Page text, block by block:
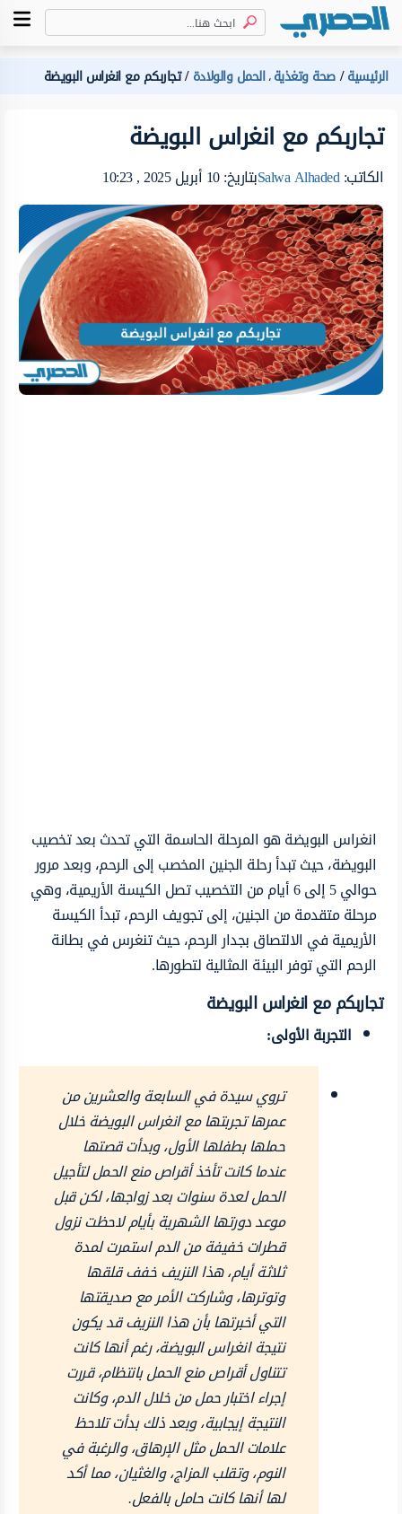
الرئيسية صحة وتغذية،الحمل والولادة تجاربكم مع انغراس البويضة
تجاربكم مع انغراس البويضة
الكاتب:Salwa Alhadedبتاريخ: 10 أبريل 2025 , 10:23
انغراس البويضة هو المرحلة الحاسمة التي تحدث بعد تخصيب
البويضة، حيث تبدأ رحلة الجنين المخصب إلى الرحم، وبعد مرور
حوالي 5 إلى 6 أيام من التخصيب تصل الكيسة الأريمية، وهي
مرحلة متقدمة من الجنين، إلى تجويف الرحم، تبدأ الكيسة
الأريمية في الالتصاق بجدار الرحم، حيث تنغرس في بطانة
الرحم التي توفر البيئة المثالية لتطورها.
تجاربكم مع انغراس البويضة
التجربة الأولى:
تروي سيدة في السابعة والعشرين من
عمرها تجربتها مع انغراس البويضة خلال
حملها بطفلها الأول، وبدأت قصتها
عندما كانت تأخذ أقراص منع الحمل لتأجيل
الحمل لعدة سنوات بعد زواجها، لكن قبل
موعد دورتها الشهرية بأيام لاحظت نزول
قطرات خفيفة من الدم استمرت لمدة
ثلاثة أيام، هذا النزيف خفف قلقها
وتوترها، وشاركت الأمر مع صديقتها
التي أخبرتها بأن هذا النزيف قد يكون
نتيجة انغراس البويضة، رغم أنها كانت
تتناول أقراص منع الحمل بانتظام، قررت
إجراء اختبار حمل من خلال الدم، وكانت
النتيجة إيجابية، وبعد ذلك بدأت تلاحظ
علامات الحمل مثل الإرهاق، والرغبة في
النوم، وتقلب المزاج، والغثيان، مما أكد
لها أنها كانت حامل بالفعل.